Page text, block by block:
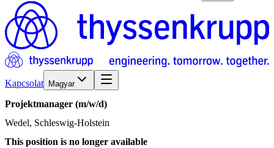
Kapcsolat Magyar
Projektmanager (m/w/d)
Wedel, Schleswig-Holstein
This position is no longer available